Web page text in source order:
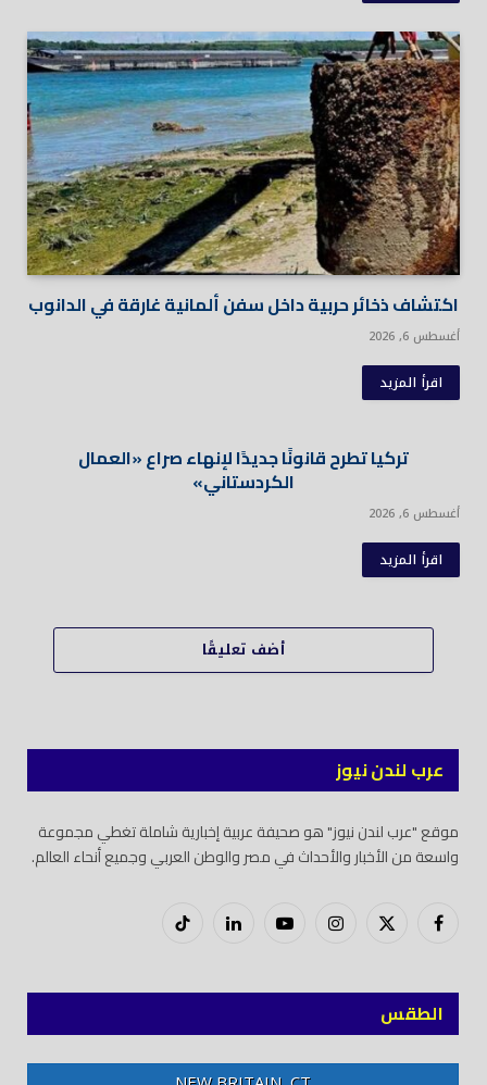
اكتشاف ذخائر حربية داخل سفن ألمانية غارقة في الدانوب
أغسطس 6, 2026
اقرأ المزيد
تركيا تطرح قانونًا جديدًا لإنهاء صراع «العمال
الكردستاني»
أغسطس 6, 2026
اقرأ المزيد
أضف تعليقًا
عرب لندن نيوز
موقع "عرب لندن نيوز" هو صحيفة عربية إخبارية شاملة تغطي مجموعة
واسعة من الأخبار والأحداث في مصر والوطن العربي وجميع أنحاء العالم.
فيسبوكX
إنستغراميوتيوب لينكدود
تيك
الطقس